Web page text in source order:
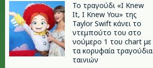
Το τραγούδι «I Knew
It, I Knew You» της
Taylor Swift κάνει το
ντεμπούτο του στο
νούμερο 1 του chart με
τα κορυφαία τραγούδια
ταινιών